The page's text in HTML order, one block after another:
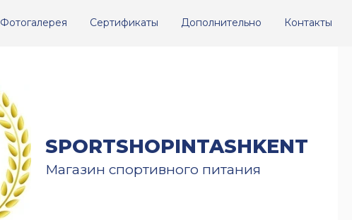
Фотогалерея Сертификаты Дополнительно Контакты
SPORTSHOPINTASHKENT
Магазин спортивного питания